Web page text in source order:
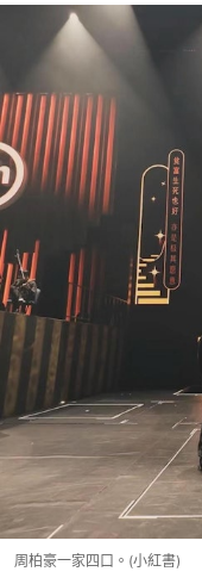
周柏豪一家四口。(小紅書)